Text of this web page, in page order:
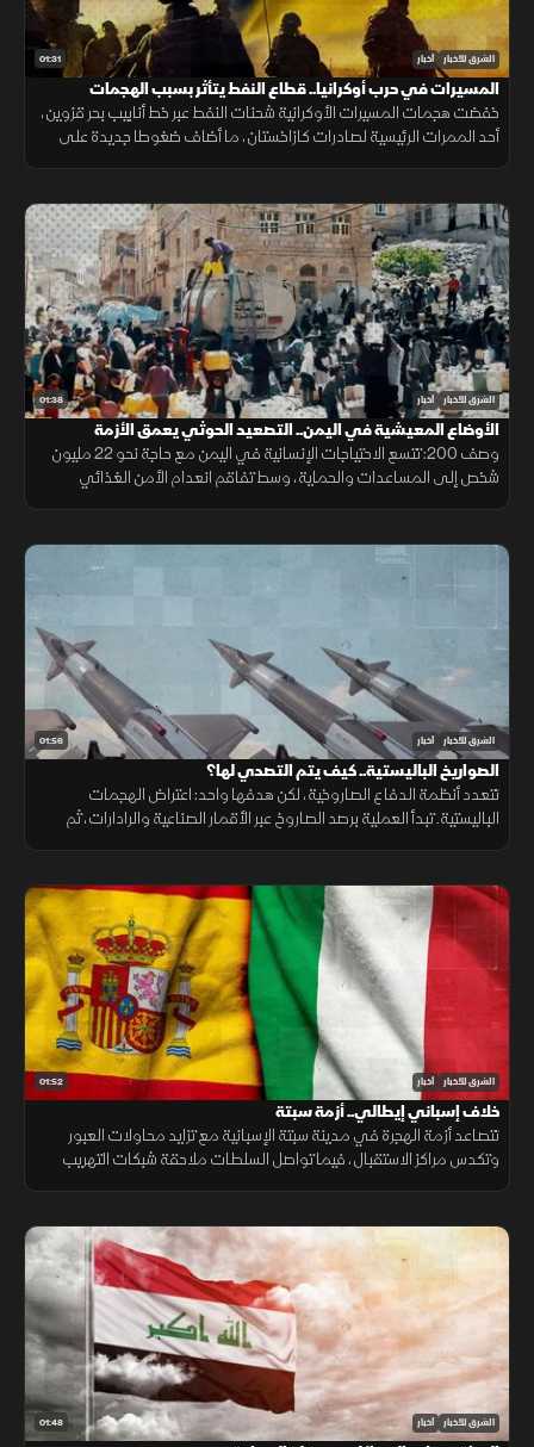
01:31 الشرق للأخبار أخبار
المسيرات في حرب أوكرانيا.. قطاع النفط يتأثر بسبب الهجمات
خفضت هجمات المسيرات الأوكرانية شحنات النفط عبر خط أنابيب بحر قزوين،
أحد الممرات الرئيسية لصادرات كازاخستان، ما أضاف ضغوطا جديدة على
01:38 الشرق للأخبار أخبار
الأوضاع المعيشية في اليمن.. التصعيد الحوثي يعمق الأزمة
وصف 200: تتسع الاحتياجات الإنسانية في اليمن مع حاجة نحو 22 مليون
شخص إلى المساعدات والحماية، وسط تفاقم انعدام الأمن الغذائي
01:56 الشرق للأخبار أخبار
الصواريخ الباليستية.. كيف يتم التصدي لها؟
تتعدد أنظمة الدفاع الصاروخية، لكن هدفها واحد: اعتراض الهجمات
الباليستية. تبدأ العملية برصد الصاروخ عبر الأقمار الصناعية والرادارات، ثم
01:52 الشرق للأخبار أخبار
خلاف إسباني إيطالي.. أزمة سبتة
تتصاعد أزمة الهجرة في مدينة سبتة الإسبانية مع تزايد محاولات العبور
وتكدس مراكز الاستقبال، فيما تواصل السلطات ملاحقة شبكات التهريب
01:48 الشرق للأخبار أخبار